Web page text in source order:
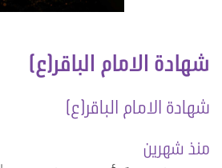
شهادة الامام الباقر(ع)
شهادة الامام الباقر(ع)
منذ شهرين